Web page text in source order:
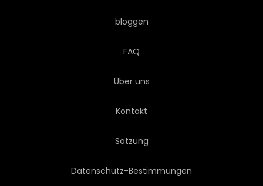
bloggen
FAQ
Über uns
Kontakt
Satzung
Datenschutz-Bestimmungen